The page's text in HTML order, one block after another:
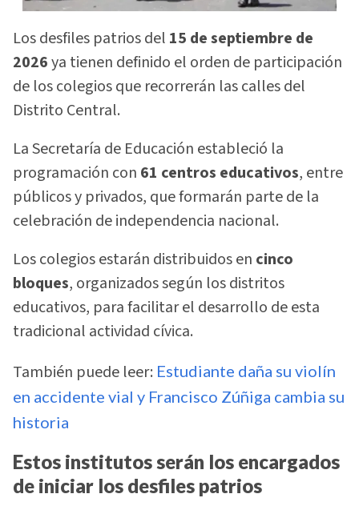
Los desfiles patrios del 15 de septiembre de
2026ya tienen definido el orden de participación
de los colegios que recorrerán las calles del
Distrito Central.
La Secretaría de Educación estableció la
programación con 61 centros educativos, entre
públicos y privados, que formarán parte de la
celebración de independencia nacional.
Los colegios estarán distribuidos en cinco
bloques, organizados según los distritos
educativos, para facilitar el desarrollo de esta
tradicional actividad cívica.
También puede leer: Estudiante daña su violín
en accidente vial y Francisco Zúñiga cambia su
historia
Estos institutos serán los encargados
de iniciar los desfiles patrios